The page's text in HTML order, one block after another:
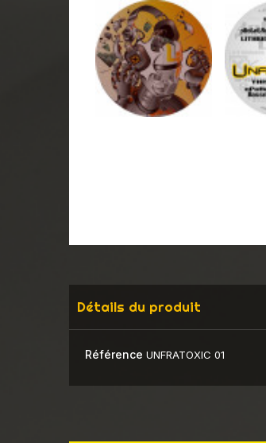
Détails du produit
Référence UNFRATOXIC 01